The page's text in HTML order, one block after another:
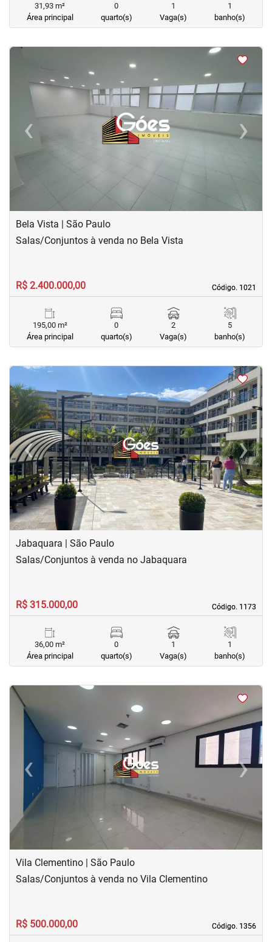
31,93 m²
Área principal
0
quarto(s)
1
Vaga(s)
1
banho(s)
<
‹Previous ›Next
Bela Vista | São Paulo
Código. 1021
Código. 1021
Salas/Conjuntos à venda no Bela Vista
R$ 2.400.000,00
195,00 m²
Área principal
0
quarto(s)
2
Vaga(s)
5
banho(s)
< <<
‹Previous ›Next
Jabaquara | São Paulo
Código. 1173
Código. 1173
Salas/Conjuntos à venda no Jabaquara
R$ 315.000,00
36,00 m²
Área principal
0
quarto(s)
1
Vaga(s)
1
banho(s)
<<
‹Previous ›Next
Vila Clementino | São Paulo
Código. 1356
Código. 1356
Salas/Conjuntos à venda no Vila Clementino
R$ 500.000,00